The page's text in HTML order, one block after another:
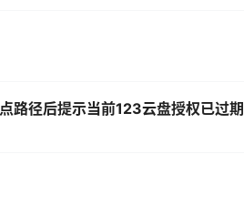
路径后提示当前123云盘授权已过期